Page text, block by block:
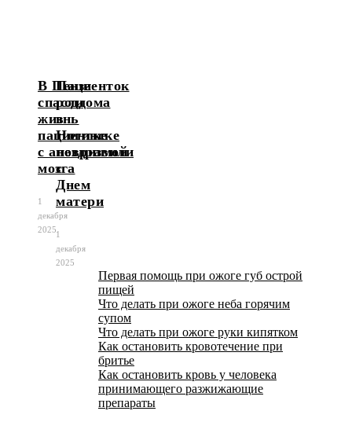
В Пензе
спасли
жизнь
пациентке
с аневризмой
мозга
1
декабря
2025
Пациенток
роддома
в
Ногинске
поздравили
с
Днем
матери
1
декабря
2025
Первая помощь при ожоге губ острой
пищей
Что делать при ожоге неба горячим
супом
Что делать при ожоге руки кипятком
Как остановить кровотечение при
бритье
Как остановить кровь у человека
принимающего разжижающие
препараты